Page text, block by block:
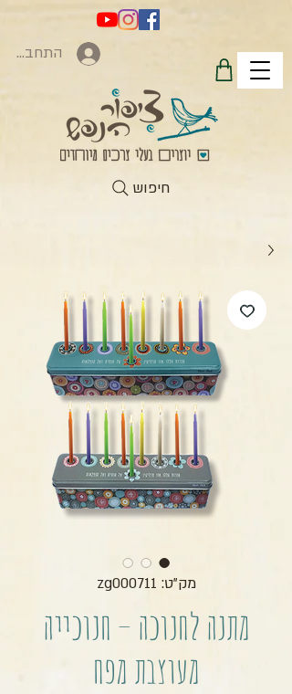
התחברות
חיפוש
מק"ט: zg000711
מתנה לחנוכה – חנוכייה
מעוצבת מפח